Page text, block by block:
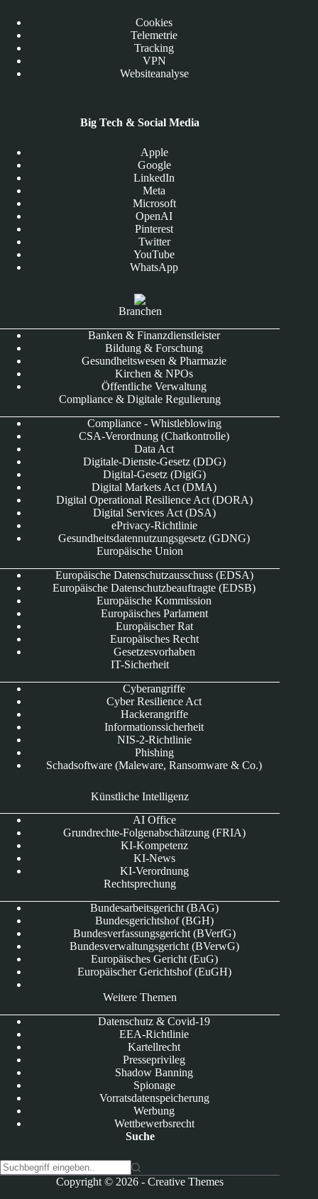
Cookies
Telemetrie
Tracking
VPN
Websiteanalyse
Big Tech & Social Media
Apple
Google
LinkedIn
Meta
Microsoft
OpenAI
Pinterest
Twitter
YouTube
WhatsApp
Branchen
Banken & Finanzdienstleister
Bildung & Forschung
Gesundheitswesen & Pharmazie
Kirchen & NPOs
Öffentliche Verwaltung
Compliance & Digitale Regulierung
Compliance - Whistleblowing
CSA-Verordnung (Chatkontrolle)
Data Act
Digitale-Dienste-Gesetz (DDG)
Digital-Gesetz (DigiG)
Digital Markets Act (DMA)
Digital Operational Resilience Act (DORA)
Digital Services Act (DSA)
ePrivacy-Richtlinie
Gesundheitsdatennutzungsgesetz (GDNG)
Europäische Union
Europäische Datenschutzausschuss (EDSA)
Europäische Datenschutzbeauftragte (EDSB)
Europäische Kommission
Europäisches Parlament
Europäischer Rat
Europäisches Recht
Gesetzesvorhaben
IT-Sicherheit
Cyberangriffe
Cyber Resilience Act
Hackerangriffe
Informationssicherheit
NIS-2-Richtlinie
Phishing
Schadsoftware (Maleware, Ransomware & Co.)
Künstliche Intelligenz
AI Office
Grundrechte-Folgenabschätzung (FRIA)
KI-Kompetenz
KI-News
KI-Verordnung
Rechtsprechung
Bundesarbeitsgericht (BAG)
Bundesgerichtshof (BGH)
Bundesverfassungsgericht (BVerfG)
Bundesverwaltungsgericht (BVerwG)
Europäisches Gericht (EuG)
Europäischer Gerichtshof (EuGH)
Weitere Themen
Datenschutz & Covid-19
EEA-Richtlinie
Kartellrecht
Presseprivileg
Shadow Banning
Spionage
Vorratsdatenspeicherung
Werbung
Wettbewerbsrecht
Suche
Copyright © 2026 -Creative Themes